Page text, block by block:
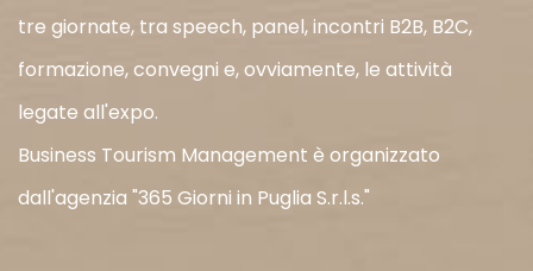
tre giornate, tra speech, panel, incontri B2B, B2C,
formazione, convegni e, ovviamente, le attività
legate all'expo.
Business Tourism Management è organizzato
dall'agenzia "365 Giorni in Puglia S.r.l.s."